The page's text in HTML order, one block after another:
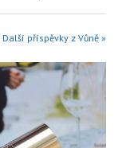
Další příspěvky z Vůně »